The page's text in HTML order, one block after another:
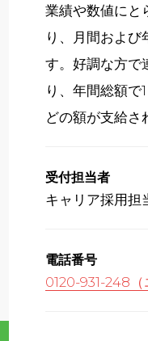
業績や数値にと
り、月間および
す。好調な方で
り、年間総額で
どの額が支給さ
受付担当者
キャリア採用担
電話番号
0120-931-248（